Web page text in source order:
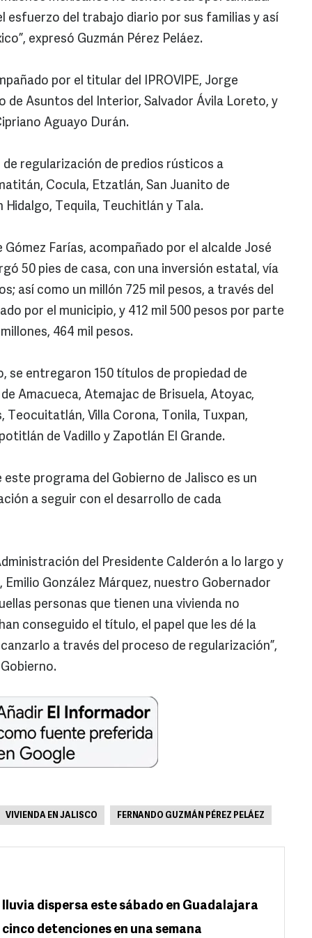
esfuerzo del trabajo diario por sus familias y así
expresó Guzmán Pérez Peláez.
por el titular del IPROVIPE, Jorge
de Asuntos del Interior, Salvador Ávila Loreto, y
Aguayo Durán.
regularización de predios rústicos a
Cocula, Etzatlán, San Juanito de
Tequila, Teuchitlán y Tala.
Farías, acompañado por el alcalde José
50 pies de casa, con una inversión estatal, vía
así como un millón 725 mil pesos, a través del
por el municipio, y 412 mil 500 pesos por parte
464 mil pesos.
se entregaron 150 títulos de propiedad de
Amacueca, Atemajac de Brisuela, Atoyac,
Teocuitatlán, Villa Corona, Tonila, Tuxpan,
de Vadillo y Zapotlán El Grande.
este programa del Gobierno de Jalisco es un
a seguir con el desarrollo de cada
del Presidente Calderón a lo largo y
Emilio González Márquez, nuestro Gobernador
personas que tienen una vivienda no
conseguido el título, el papel que les dé la
a través del proceso de regularización”,
VIVIENDA EN JALISCO FERNANDO GUZMÁN PÉREZ PELÁEZ
dispersa este sábado en Guadalajara
detenciones en una semana